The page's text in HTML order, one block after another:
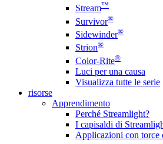
Stream™
Survivor®
Sidewinder®
Strion®
Color-Rite®
Luci per una causa
Visualizza tutte le serie
risorse
Apprendimento
Perché Streamlight?
I capisaldi di
Applicazioni con torce